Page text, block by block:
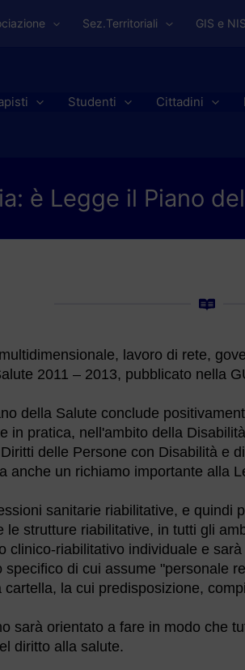
Sez.Territoriali GIS e NIS
Studenti Cittadini
è Legge il Piano
lavoro di rete,
2011 – 2013, pubblicato nella
della Salute conclude
in pratica, nell'ambito della
delle Persone con Disabilità e
anche un richiamo importante alla
sanitarie riabilitative, e quindi
le strutture riabilitative, in tutti gli
clinico-riabilitativo individuale e
specifico di cui assume "personale
la cui predisposizione,
sarà orientato a fare in modo che
diritto alla salute.